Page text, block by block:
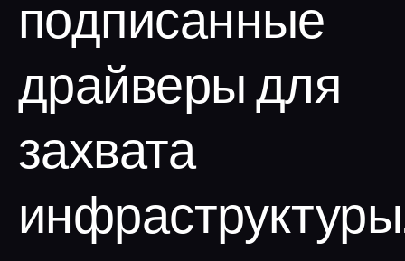
Киберучения
Аудит Wi-Fi сетей
подписанные
драйверы для
захвата